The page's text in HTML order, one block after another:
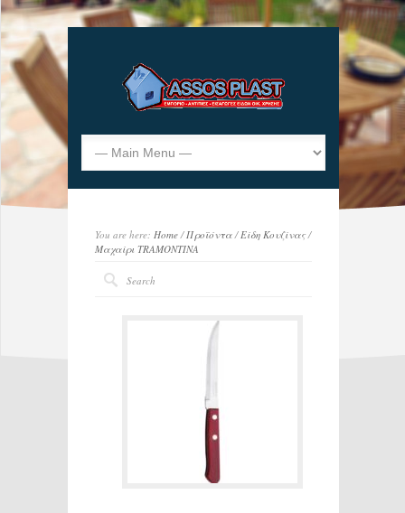
You are here: Home/ Προϊόντα/ Είδη Κουζίνας/
Μαχαίρι TRAMONTINA